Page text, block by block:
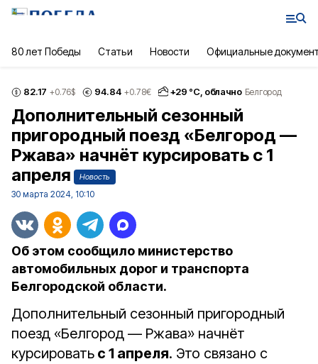
80 лет Победы Статьи Новости Официальные
82.17 +0.76$ 94.84 +0.78€ +29 °С, облачно Белгород
Дополнительный сезонный
пригородный поезд «Белгород —
Ржава» начнёт курсировать с 1
апреля
Новость
30 марта 2024, 10:10
Об этом сообщило министерство
автомобильных дорог и транспорта
Белгородской области.
Дополнительный сезонный пригородный
поезд «Белгород — Ржава» начнёт
курсировать с 1 апреля. Это связано с